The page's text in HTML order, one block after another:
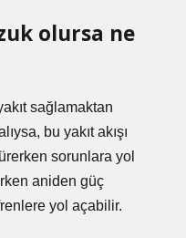
olursa ne
sağlamaktan
bu yakıt akışı
sorunlara yol
aniden güç
yol açabilir.